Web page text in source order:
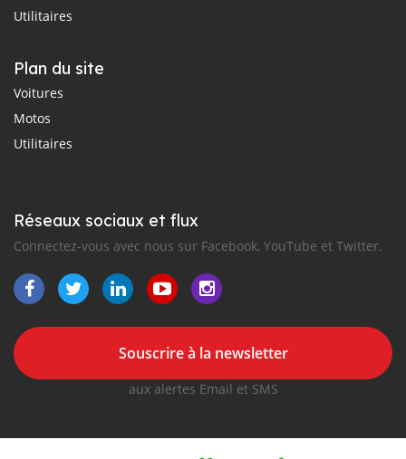
Utilitaires
Plan du site
Voitures
Motos
Utilitaires
Réseaux sociaux et flux
Connectez-vous avec nous sur Facebook, YouTube et Twitter.
Souscrire à la newsletter
aux alertes Email et SMS